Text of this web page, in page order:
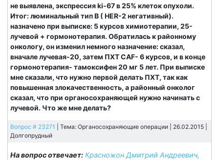
не выявлена, экспрессия ki-67 в 25% клеток опухоли.
Итог: люминальный тип В ( HER-2 негативный).
назначено при выписке: 5 курсов химиотерапии, 25-
лучевой + гормонотерапия. Обратилась к районному
онкологу, он изменил немного назначение: сказал,
вначале лучевая-20, затем ПХТ CAF- 6 курсов, и в конце
гормонотерапия- тамоксифен 20 мг 5 лет. При выписке
мне сказали, что нужно первой делать ПХТ, так как
повышенная злокачественность, а районный онколог
сказал, что при органосохраняющей нужно начинать с
лучевой. Что же мне делать?
Вопрос # 23271
| Тема: Органосохраняющие операции | 26.02.2015 |
Долгопрудный
На вопрос отвечает: Красножон Дмитрий Андреевич,